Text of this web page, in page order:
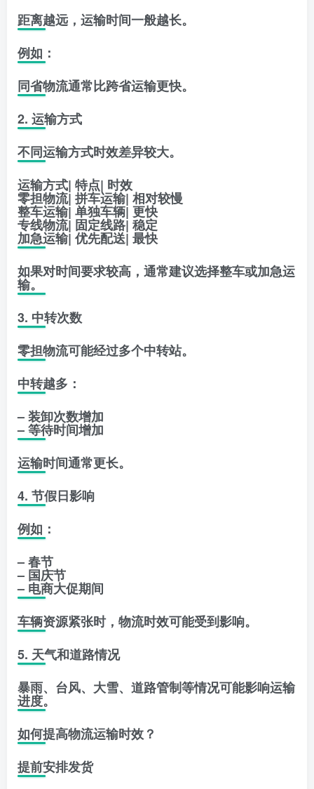
距离越远，运输时间一般越长。
例如：
同省物流通常比跨省运输更快。
2. 运输方式
不同运输方式时效差异较大。
运输方式| 特点| 时效
零担物流| 拼车运输| 相对较慢
整车运输| 单独车辆| 更快
专线物流| 固定线路| 稳定
加急运输| 优先配送| 最快
如果对时间要求较高，通常建议选择整车或加急运
输。
3. 中转次数
零担物流可能经过多个中转站。
中转越多：
– 装卸次数增加
– 等待时间增加
运输时间通常更长。
4. 节假日影响
例如：
– 春节
– 国庆节
– 电商大促期间
车辆资源紧张时，物流时效可能受到影响。
5. 天气和道路情况
暴雨、台风、大雪、道路管制等情况可能影响运输
进度。
如何提高物流运输时效？
提前安排发货